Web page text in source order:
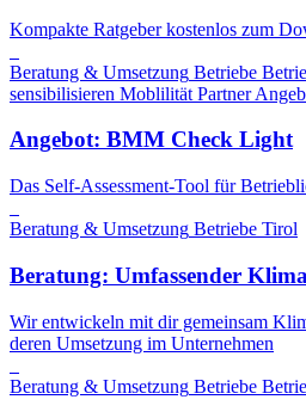
Kompakte Ratgeber kostenlos zum
Beratung & Umsetzung Betriebe
sensibilisieren Moblilität Partner
Angebot: BMM Check Light
Das Self-Assessment-Tool für
Beratung & Umsetzung Betriebe Tirol
Beratung: Umfassender
Wir entwickeln mit dir gemeinsam
deren Umsetzung im Unternehmen
Beratung & Umsetzung Betriebe